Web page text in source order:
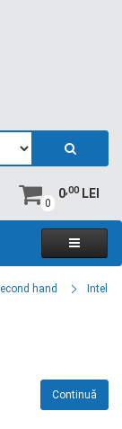
0
0,00LEI
hand Intel
Continuă